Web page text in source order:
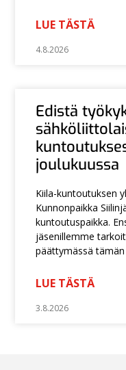
LUE TÄSTÄ
4.8.2026
Edistä
joulukuussa
Kiila-kuntoutuksen
Kunnonpaikka
kuntoutuspaikka.
jäsenillemme
päättymässä tämän
LUE TÄSTÄ
3.8.2026